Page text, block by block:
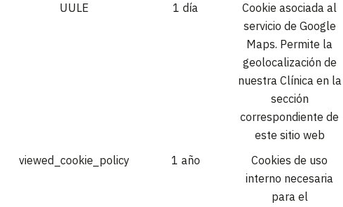
UULE 1 día
Cookie asociada al
servicio de Google
Maps. Permite la
geolocalización de
nuestra Clínica en la
sección
correspondiente de
este sitio web
viewed_cookie_policy 1 año
Cookies de uso
interno necesaria
para el